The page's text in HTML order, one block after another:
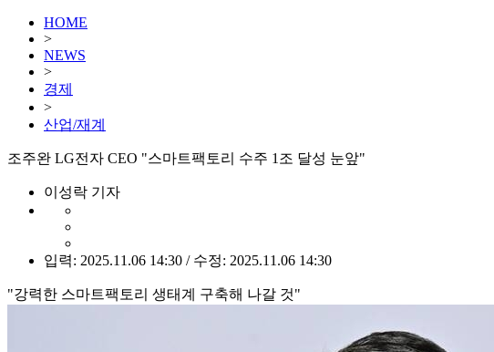
HOME
>
NEWS
>
경제
>
산업/재계
조주완 LG전자 CEO "스마트팩토리 수주 1조 달성 눈앞"
이성락 기자
입력: 2025.11.06 14:30 / 수정: 2025.11.06 14:30
"강력한 스마트팩토리 생태계 구축해 나갈 것"